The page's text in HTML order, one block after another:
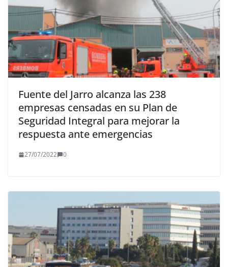
Fuente del Jarro alcanza las 238
empresas censadas en su Plan de
Seguridad Integral para mejorar la
respuesta ante emergencias
27/07/2022 0